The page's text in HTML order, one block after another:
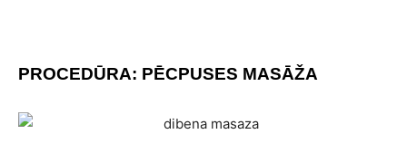
PROCEDŪRA: PĒCPUSES MASĀŽA